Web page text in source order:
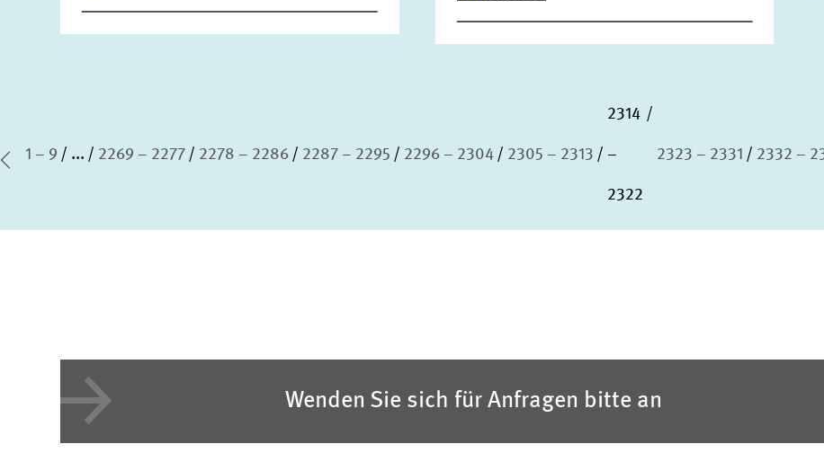
Seite
Vorherige Seite
1 – 9 ... 2269 – 2277 2278 – 2286 2287 – 2295 2296 – 2304 2305 – 2313
2314
–
2322
2323 – 2331 2332 –
Wenden Sie sich für Anfragen bitte an